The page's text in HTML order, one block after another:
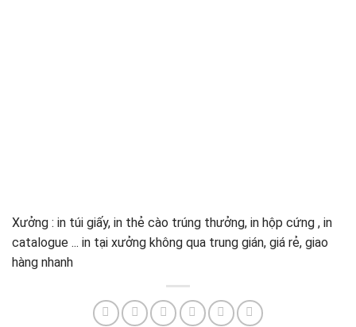
Xưởng : in túi giấy, in thẻ cào trúng thưởng, in hộp cứng , in
catalogue ... in tại xưởng không qua trung gián, giá rẻ, giao
hàng nhanh